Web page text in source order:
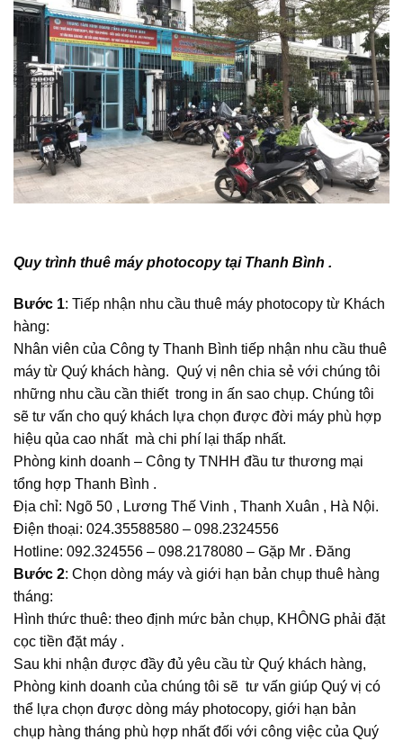
Quy trình thuê máy photocopy tại Thanh Bình .
Bước 1: Tiếp nhận nhu cầu thuê máy photocopy từ Khách
hàng:
Nhân viên của Công ty Thanh Bình tiếp nhận nhu cầu thuê
máy từ Quý khách hàng. Quý vị nên chia sẻ với chúng tôi
những nhu cầu cần thiết trong in ấn sao chụp. Chúng tôi
sẽ tư vấn cho quý khách lựa chọn được đời máy phù hợp
hiệu qủa cao nhất mà chi phí lại thấp nhất.
Phòng kinh doanh – Công ty TNHH đầu tư thương mại
tổng hợp Thanh Bình .
Địa chỉ: Ngõ 50 , Lương Thế Vinh , Thanh Xuân , Hà Nội.
Điện thoại: 024.35588580 – 098.2324556
Hotline: 092.324556 – 098.2178080 – Gặp Mr . Đăng
Bước 2: Chọn dòng máy và giới hạn bản chụp thuê hàng
tháng:
Hình thức thuê: theo định mức bản chụp, KHÔNG phải đặt
cọc tiền đặt máy .
Sau khi nhận được đầy đủ yêu cầu từ Quý khách hàng,
Phòng kinh doanh của chúng tôi sẽ tư vấn giúp Quý vị có
thể lựa chọn được dòng máy photocopy, giới hạn bản
chụp hàng tháng phù hợp nhất đối với công việc của Quý